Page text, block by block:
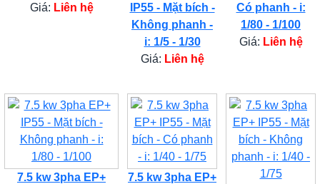
Giá: Liên hệ
IP55 - Mặt bích -
Không phanh -
i: 1/5 - 1/30
Giá: Liên hệ
Có phanh - i:
1/80 - 1/100
Giá: Liên hệ
7.5 kw 3pha EP+
7.5 kw 3pha EP+